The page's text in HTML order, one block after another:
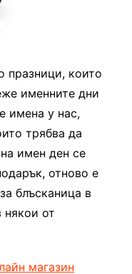
празници, които
именните дни
имена у нас,
трябва да
имен ден се
отново е
блъсканица в
някои от
магазин